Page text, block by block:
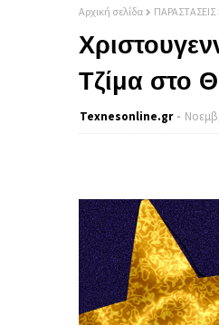
Αρχική σελίδα ΠΑΡΑΣΤΑΣΕΙΣ
Τζίμα στο
Texnesοnline.gr